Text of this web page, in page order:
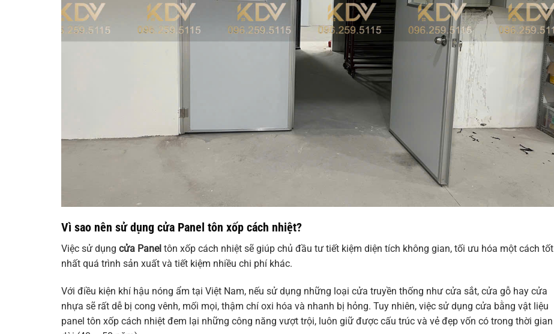
Vì sao nên sử dụng cửa Panel tôn xốp cách nhiệt?
Việc sử dụng cửa Panel tôn xốp cách nhiệt sẽ giúp chủ đầu tư tiết kiệm diện tích không gian, tối ưu hóa một cách tốt
nhất quá trình sản xuất và tiết kiệm nhiều chi phí khác.
Với điều kiện khí hậu nóng ẩm tại Việt Nam, nếu sử dụng những loại cửa truyền thống như cửa sắt, cửa gỗ hay cửa
nhựa sẽ rất dễ bị cong vênh, mối mọi, thậm chí oxi hóa và nhanh bị hỏng. Tuy nhiên, việc sử dụng cửa bằng vật liệu
panel tôn xốp cách nhiệt đem lại những công năng vượt trội, luôn giữ được cấu trúc và vẻ đẹp vốn có trong thời gian